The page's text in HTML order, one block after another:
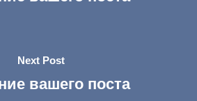
Next Post
вашего поста